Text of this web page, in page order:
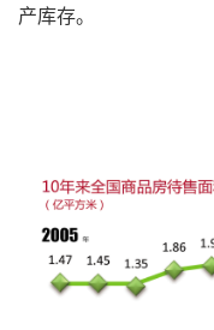
产库存。